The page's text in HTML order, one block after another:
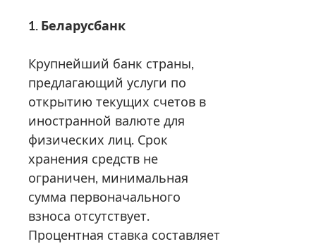
1. Беларусбанк
Крупнейший банк страны,
предлагающий услуги по
открытию текущих счетов в
иностранной валюте для
физических лиц. Срок
хранения средств не
ограничен, минимальная
сумма первоначального
взноса отсутствует.
Процентная ставка составляет